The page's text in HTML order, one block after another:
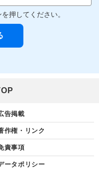
押してください。
告掲載
作権・リンク
責事項
ータポリシー